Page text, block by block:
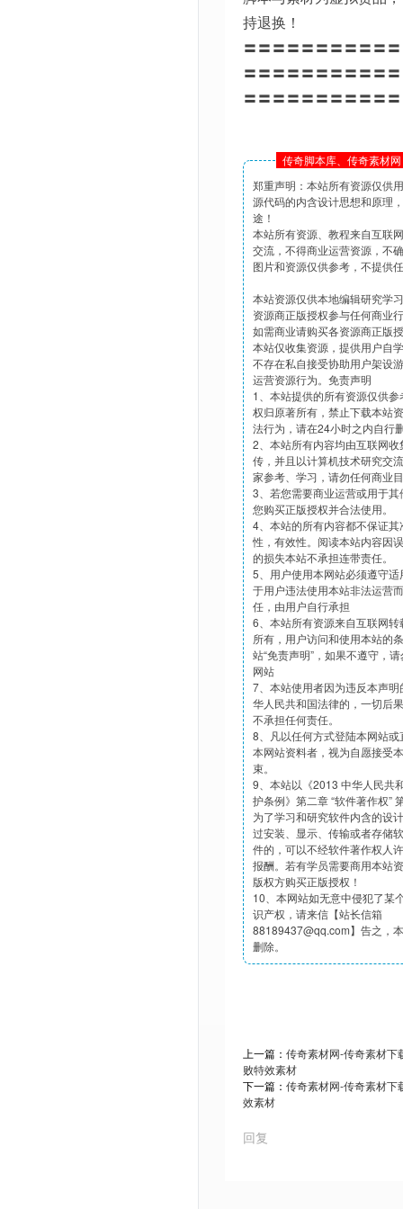
持退换！
〓〓〓〓〓〓〓〓〓〓
〓〓〓〓〓〓〓〓〓〓
〓〓〓〓〓〓〓〓〓〓
传奇脚本库、传奇素材
郑重声明：本站所有资源仅供
源代码的内含设计思想和原理
途！
本站所有资源、教程来自互联
交流，不得商业运营资源，不
图片和资源仅供参考，不提供
本站资源仅供本地编辑研究学
资源商正版授权参与任何商业
如需商业请购买各资源商正版
本站仅收集资源，提供用户自
不存在私自接受协助用户架设
运营资源行为。免责声明
1、本站提供的所有资源仅供
权归原著所有，禁止下载本站
法行为，请在24小时之内自行
2、本站所有内容均由互联网
传，并且以计算机技术研究交
家参考、学习，请勿任何商业
3、若您需要商业运营或用于
您购买正版授权并合法使用。
4、本站的所有内容都不保证
性，有效性。阅读本站内容因
的损失本站不承担连带责任。
5、用户使用本网站必须遵守
于用户违法使用本站非法运营
任，由用户自行承担
6、本站所有资源来自互联网
所有，用户访问和使用本站的
站“免责声明”，如果不遵守，
网站
7、本站使用者因为违反本声
华人民共和国法律的，一切后
不承担任何责任。
8、凡以任何方式登陆本网站
本网站资料者，视为自愿接受
束。
9、本站以《2013 中华人民共
护条例》第二章 “软件著作权”
为了学习和研究软件内含的设
过安装、显示、传输或者存储
件的，可以不经软件著作权人
报酬。若有学员需要商用本站
版权方购买正版授权！
10、本网站如无意中侵犯了某
识产权，请来信【站长信箱
88189437@qq.com】告之，
删除。
上一篇： 传奇素材网-传奇素材下
败特效素材
下一篇： 传奇素材网-传奇素材下
效素材
回复